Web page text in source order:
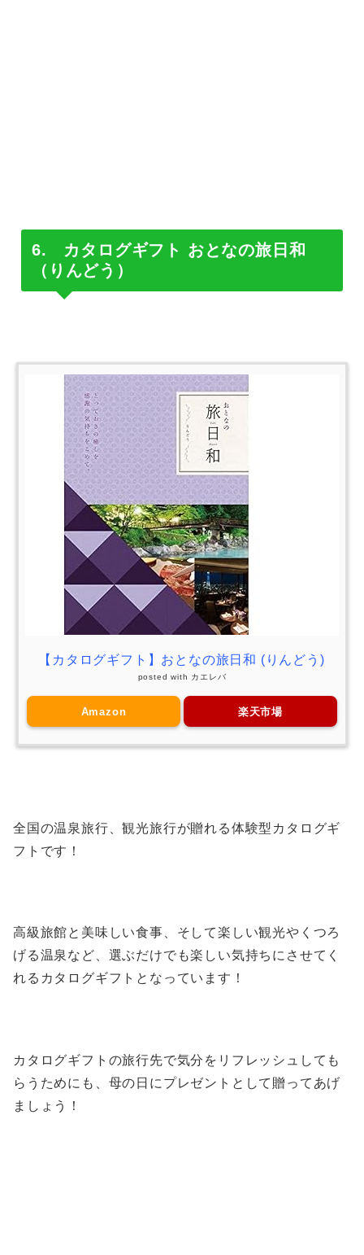
6. カタログギフト おとなの旅日和
（りんどう）
【カタログギフト】おとなの旅日和 (りんどう)
posted with カエレバ
Amazon 楽天市場
全国の温泉旅行、観光旅行が贈れる体験型カタログギ
フトです！
高級旅館と美味しい食事、そして楽しい観光やくつろ
げる温泉など、選ぶだけでも楽しい気持ちにさせてく
れるカタログギフトとなっています！
カタログギフトの旅行先で気分をリフレッシュしても
らうためにも、母の日にプレゼントとして贈ってあげ
ましょう！